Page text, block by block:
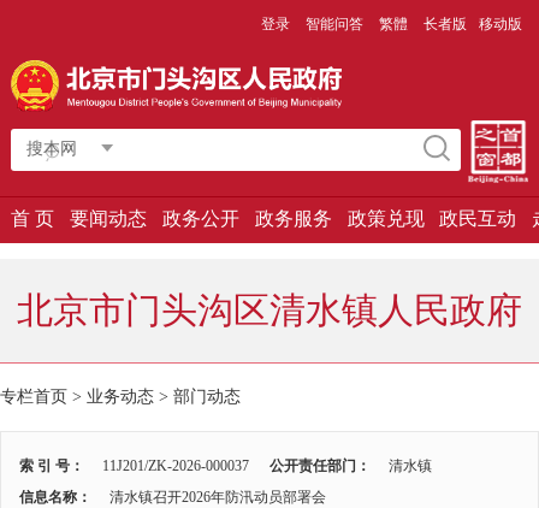
登录 智能问答 繁體 长者版 移动版
搜本网
首 页 要闻动态 政务公开 政务服务 政策兑现 政民互动
北京市门头沟区清水镇人民政府
专栏首页 > 业务动态 > 部门动态
索 引 号： 11J201/ZK-2026-000037 公开责任部门：
清水镇
信息名称：
清水镇召开2026年防汛动员部署会